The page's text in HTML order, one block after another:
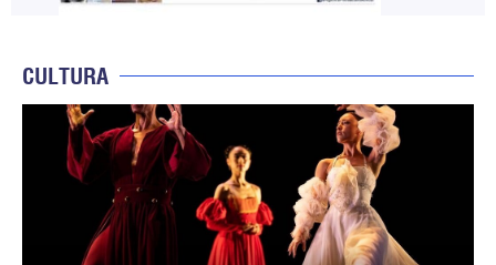
CULTURA